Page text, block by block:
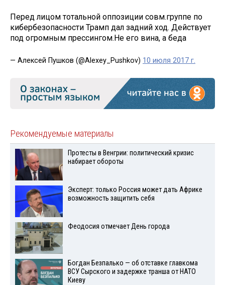
Перед лицом тотальной оппозиции совм.группе по
кибербезопасности Трамп дал задний ход. Действует
под огромным прессингом.Не его вина, а беда
— Алексей Пушков (@Alexey_Pushkov) 10 июля 2017 г.
Рекомендуемые материалы
Протесты в Венгрии: политический кризис
набирает обороты
Эксперт: только Россия может дать Африке
возможность защитить себя
Феодосия отмечает День города
Богдан Безпалько — об отставке главкома
ВСУ Сырского и задержке транша от НАТО
Киеву